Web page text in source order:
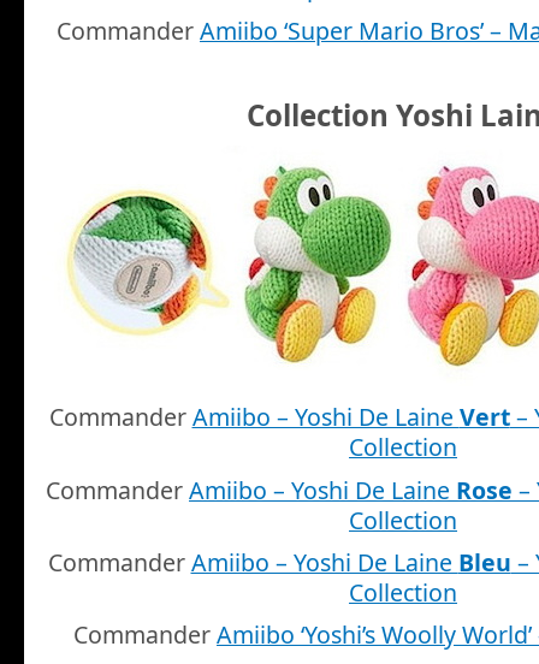
CommanderAmiibo ‘Super Mario Bros’ –
Collection Yoshi
CommanderAmiibo – Yoshi De Laine Vert–
Collection
CommanderAmiibo – Yoshi De Laine Rose –
Collection
CommanderAmiibo – Yoshi De Laine Bleu –
Collection
CommanderAmiibo ‘Yoshi’s Woolly